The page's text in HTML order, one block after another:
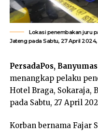
Lokasi penembakan juru
Jateng pada Sabtu, 27 April
PersadaPos, Banyumas
menangkap pelaku
Hotel Braga, Sokaraja,
pada Sabtu, 27 April
Korban bernama Fajar